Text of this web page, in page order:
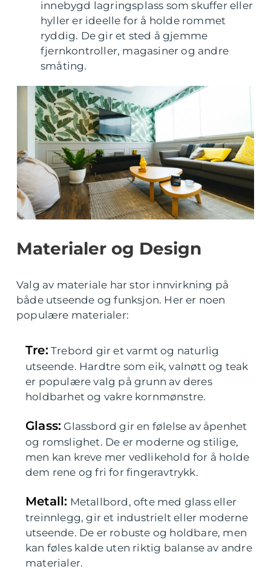
innebygd lagringsplass som skuffer eller
hyller er ideelle for å holde rommet
ryddig. De gir et sted å gjemme
fjernkontroller, magasiner og andre
småting.
Materialer og Design
Valg av materiale har stor innvirkning på
både utseende og funksjon. Her er noen
populære materialer:
Tre: Trebord gir et varmt og naturlig
utseende. Hardtre som eik, valnøtt og teak
er populære valg på grunn av deres
holdbarhet og vakre kornmønstre.
Glass: Glassbord gir en følelse av åpenhet
og romslighet. De er moderne og stilige,
men kan kreve mer vedlikehold for å holde
dem rene og fri for fingeravtrykk.
Metall: Metallbord, ofte med glass eller
treinnlegg, gir et industrielt eller moderne
utseende. De er robuste og holdbare, men
kan føles kalde uten riktig balanse av andre
materialer.